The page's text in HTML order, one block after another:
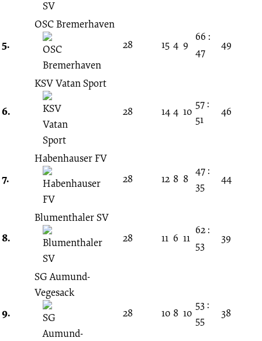
5.
OSC Bremerhaven
28
15 4 9
66 :
47
49
6.
KSV Vatan Sport
28 14 4 10
57 :
51
46
7.
Habenhauser FV
28
12 8 8
47 :
35
44
8.
Blumenthaler SV
28
11 6 11
62 :
53
39
9.
SG Aumund-
Vegesack
28
10 8 10
53 :
55
38